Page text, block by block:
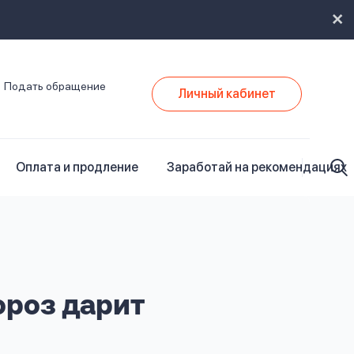
Подать обращение Личный кабинет
Оплата и продление Заработай на рекомендациях
дарит